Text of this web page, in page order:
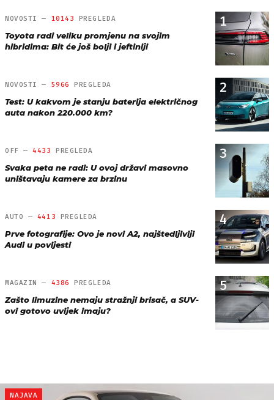
1
NOVOSTI — 10143 PREGLEDA
Toyota radi veliku promjenu na svojim
hibridima: Bit će još bolji i jeftiniji
2
NOVOSTI — 5966 PREGLEDA
Test: U kakvom je stanju baterija električnog
auta nakon 220.000 km?
3
OFF —4433 PREGLEDA
Svaka peta ne radi: U ovoj državi masovno
uništavaju kamere za brzinu
4
AUTO — 4413 PREGLEDA
Prve fotografije: Ovo je novi A2, najštedljiviji
Audi u povijesti
5
MAGAZIN — 4386 PREGLEDA
Zašto limuzine nemaju stražnji brisač, a SUV-
ovi gotovo uvijek imaju?
NAJAVA